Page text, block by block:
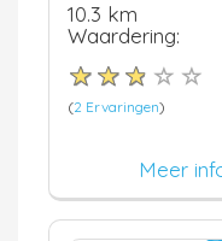
10.3 km
Waardering:
(2 Ervaringen)
Meer